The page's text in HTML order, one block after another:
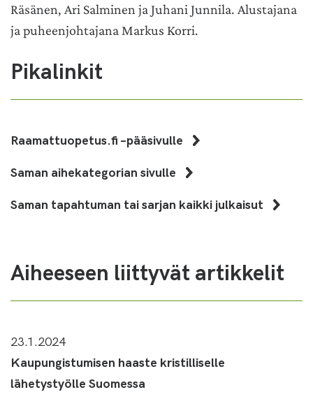
Räsänen, Ari Salminen ja Juhani Junnila. Alustajana
ja puheenjohtajana Markus Korri.
Pikalinkit
Raamattuopetus.fi –pääsivulle
Saman aihekategorian sivulle
Saman tapahtuman tai sarjan kaikki julkaisut
Aiheeseen liittyvät artikkelit
23.1.2024
Kaupungistumisen haaste kristilliselle
lähetystyölle Suomessa